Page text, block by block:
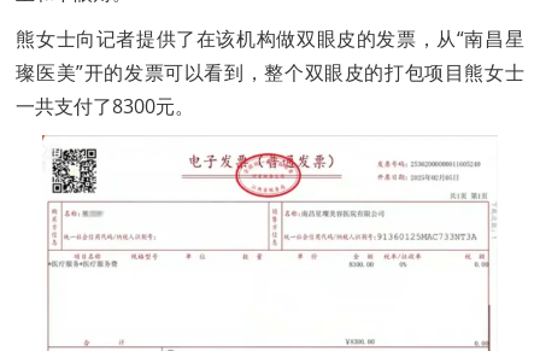
熊女士向记者提供了在该机构做双眼皮的发票，从“南昌星
璨医美”开的发票可以看到，整个双眼皮的打包项目熊女士
一共支付了8300元。